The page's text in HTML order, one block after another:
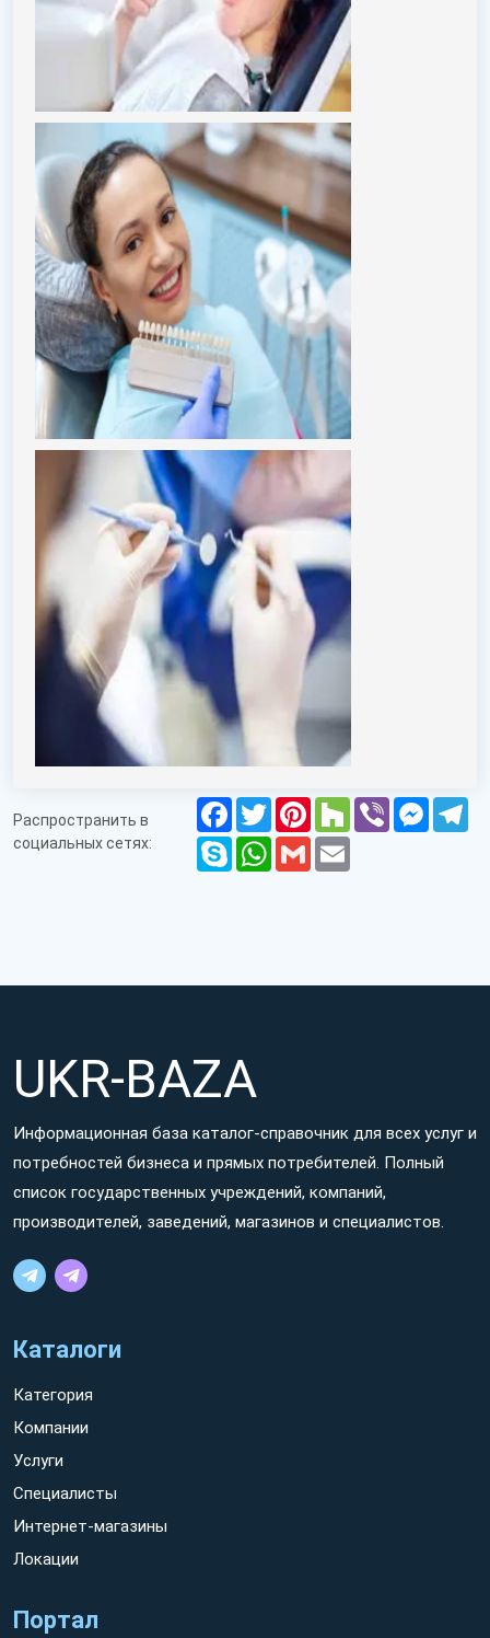
Распространить в
социальных сетях:
FacebookTwitterPinterest
HouzzViber
SkypeWhatsApp
GmailEmail
UKR-BAZA
Информационная база каталог-справочник для всех услуг и
потребностей бизнеса и прямых потребителей. Полный
список государственных учреждений, компаний,
производителей, заведений, магазинов и специалистов.
Каталоги
Категория
Компании
Услуги
Специалисты
Интернет-магазины
Локации
Портал